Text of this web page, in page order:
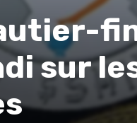
sur